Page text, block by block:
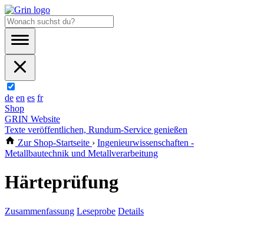
de en es fr
Shop
GRIN Website
Texte veröffentlichen, Rundum-Service genießen
Zur Shop-Startseite › Ingenieurwissenschaften -
Metallbautechnik und Metallverarbeitung
Härteprüfung
Zusammenfassung Leseprobe Details